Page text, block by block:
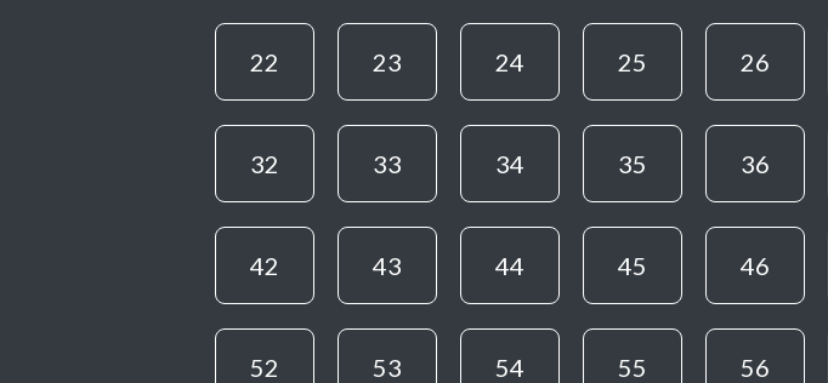
22 23 24 25 26
32 33 34 35 36
42 43 44 45 46
52 53 54 55 56